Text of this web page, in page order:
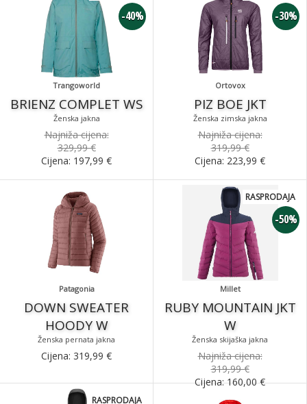
Trangoworld
BRIENZ COMPLET WS
Ženska jakna
-40%
Najniža cijena:
329,99 €
Cijena: 197,99 €
Ortovox
PIZ BOE JKT
Ženska zimska jakna
-30%
Najniža cijena:
319,99 €
Cijena: 223,99 €
Patagonia
DOWN SWEATER
HOODY W
Ženska pernata jakna
Cijena: 319,99 €
Millet
RUBY MOUNTAIN JKT
W
Ženska skijaška jakna
-50%
RASPRODAJA
Najniža cijena:
319,99 €
Cijena:160,00€
RASPRODAJA